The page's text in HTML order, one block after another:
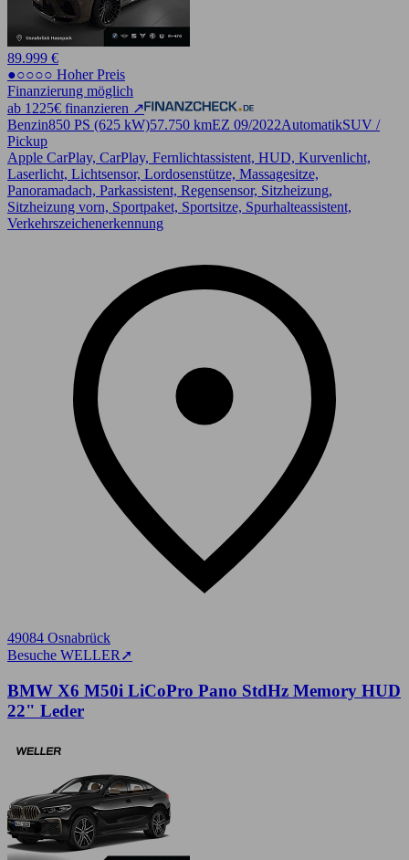
89.999 €
●○○○○ Hoher Preis
Finanzierung möglich
ab 1225€ finanzieren ↗
Benzin850 PS (625 kW)57.750 kmEZ 09/2022AutomatikSUV /
Pickup
Apple CarPlay, CarPlay, Fernlichtassistent, HUD, Kurvenlicht,
Laserlicht, Lichtsensor, Lordosenstütze, Massagesitze,
Panoramadach, Parkassistent, Regensensor, Sitzheizung,
Sitzheizung vorn, Sportpaket, Sportsitze, Spurhalteassistent,
Verkehrszeichenerkennung
49084 Osnabrück
Besuche WELLER ➚
BMW X6 M50i LiCoPro Pano StdHz Memory HUD
22" Leder